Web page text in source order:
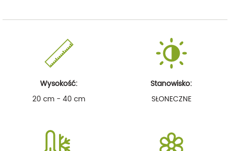
Wysokość:
20 cm - 40 cm
Stanowisko:
SŁONECZNE